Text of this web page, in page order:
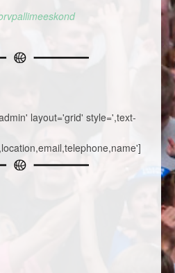
layout='grid' style=',text-